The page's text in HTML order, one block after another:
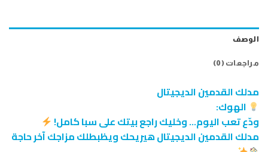
الوصف
مراجعات (0)
مدلك القدمين الديجيتال
الهوك:
ودّع تعب اليوم… وخليك راجع بيتك على سبا كامل!
مدلك القدمين الديجيتال هيريحك ويظبطلك مزاجك آخر حاجة